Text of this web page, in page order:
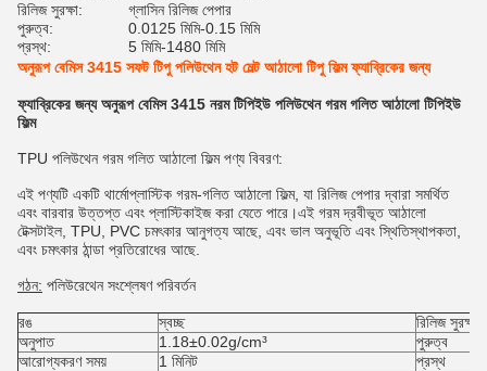
রিলিজ সুরক্ষা:
গ্লাসিন রিলিজ পেপার
পুরুত্ব:
0.0125 মিমি-0.15 মিমি
প্রস্থ:
5 মিমি-1480 মিমি
অনুরূপ বেমিস 3415 সফট টিপু পলিউথেন হট মেল্ট আঠালো টিপু ফিল্ম ফ্যাব্রিকের জন্য
ফ্যাব্রিকের জন্য অনুরূপ বেমিস 3415 নরম টিপিইউ পলিউথেন গরম গলিত আঠালো টিপিইউ
ফিল্ম
TPU পলিউথেন গরম গলিত আঠালো ফিল্ম পণ্য বিবরণ:
এই পণ্যটি একটি থার্মোপ্লাস্টিক গরম-গলিত আঠালো ফিল্ম, যা রিলিজ পেপার দ্বারা সমর্থিত
এবং বারবার উত্তপ্ত এবং প্লাস্টিকাইজ করা যেতে পারে।এই গরম দ্রবীভূত আঠালো
টেক্সটাইল, TPU, PVC চমৎকার আনুগত্য আছে, এবং ভাল অনুভূতি এবং স্থিতিস্থাপকতা,
এবং চমৎকার ঠান্ডা প্রতিরোধের আছে.
গঠন: পলিউরেথেন সংশ্লেষণ পরিবর্তন
রঙ স্বচ্ছ
রিলিজ সুরক্ষা
অনুপাত
1.18±0.02g/cm³
পুরুত্ব
আরোগ্যকরণ সময়
1 মিনিট
প্রস্থ